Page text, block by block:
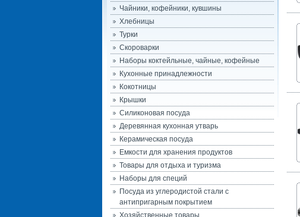
Чайники, кофейники, кувшины
Хлебницы
Турки
Скороварки
Наборы коктейльные, чайные, кофейные
Кухонные принадлежности
Кокотницы
Крышки
Силиконовая посуда
Деревянная кухонная утварь
Керамическая посуда
Емкости для хранения продуктов
Товары для отдыха и туризма
Наборы для специй
Посуда из углеродистой стали с
антипригарным покрытием
Хозяйственные товары